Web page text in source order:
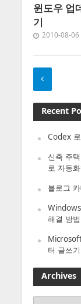
윈도우
기
2010-08-06
Recent
Codex
신축 주
로 자동
블로그
Windows
해결 방
터 글쓰
Archives